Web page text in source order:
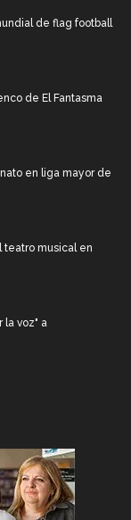
de flag football
de El Fantasma
en liga mayor de
teatro musical en
la voz" a